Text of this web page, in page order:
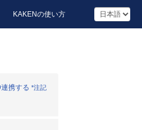
KAKENの使い方
携する *注記